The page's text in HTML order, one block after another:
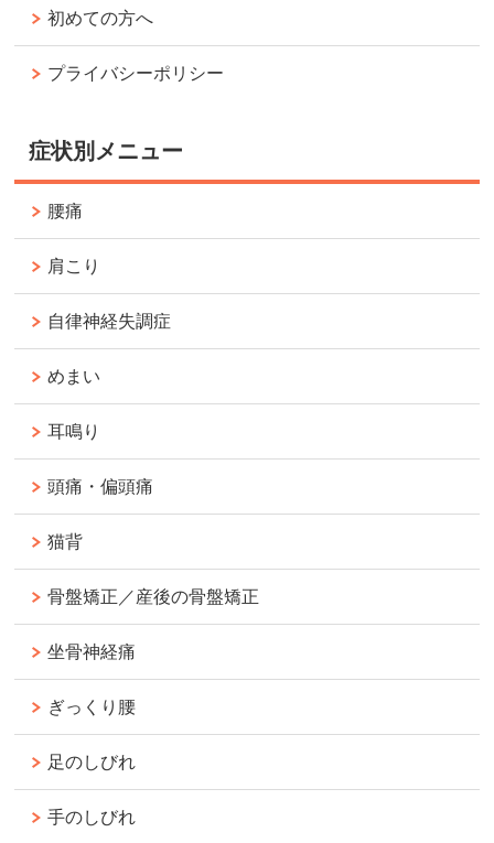
初めての方へ
プライバシーポリシー
症状別メニュー
腰痛
肩こり
自律神経失調症
めまい
耳鳴り
頭痛・偏頭痛
猫背
骨盤矯正／産後の骨盤矯正
坐骨神経痛
ぎっくり腰
足のしびれ
手のしびれ